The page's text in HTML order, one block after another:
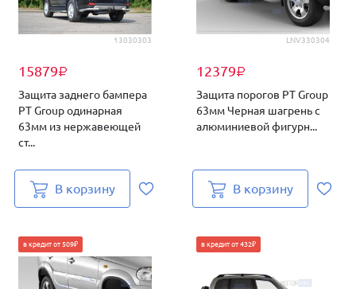
13030303
15879₽
Защита заднего бампера
PT Group одинарная
63мм из нержавеющей
ст...
В корзину
LNV330304
12379₽
Защита порогов PT Group
63мм Черная шагрень с
алюминиевой фигурн...
В корзину
в кредит от 509₽ в кредит от 432₽